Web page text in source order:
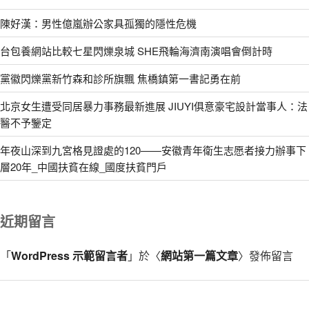
陳好漢：男性億嵐辦公家具孤獨的隱性危機
台包養網站比較七星閃爍泉城 SHE飛輪海濟南演唱會倒計時
黨徽閃爍黨新竹森和診所旗飄 焦橋鎮第一書記勇在前
北京女生遭受同居暴力事務最新進展 JIUYI俱意豪宅設計當事人：法
醫不予鑒定
年夜山深到九宮格見證處的120——安徽青年衛生志愿者接力辦事下
層20年_中國扶貧在線_國度扶貧門戶
近期留言
「WordPress 示範留言者」於〈網站第一篇文章〉發佈留言